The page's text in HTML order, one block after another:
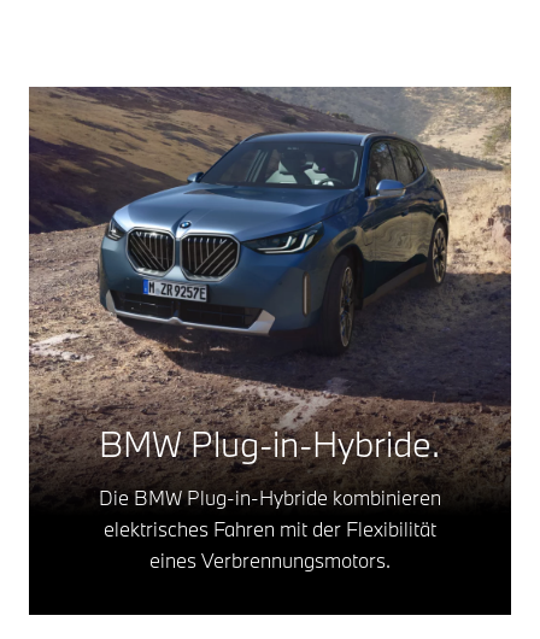
BMW Plug-in-Hybride.
Die BMW Plug-in-Hybride kombinieren
elektrisches Fahren mit der Flexibilität
eines Verbrennungsmotors.